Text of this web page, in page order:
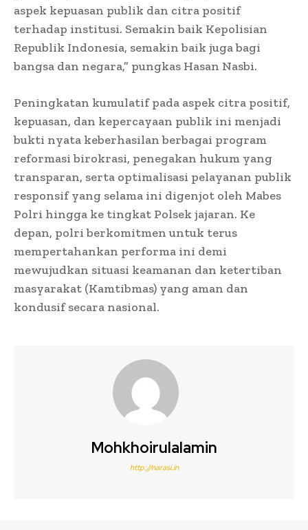
aspek kepuasan publik dan citra positif
terhadap institusi. Semakin baik Kepolisian
Republik Indonesia, semakin baik juga bagi
bangsa dan negara,” pungkas Hasan Nasbi.
Peningkatan kumulatif pada aspek citra positif,
kepuasan, dan kepercayaan publik ini menjadi
bukti nyata keberhasilan berbagai program
reformasi birokrasi, penegakan hukum yang
transparan, serta optimalisasi pelayanan publik
responsif yang selama ini digenjot oleh Mabes
Polri hingga ke tingkat Polsek jajaran. Ke
depan, polri berkomitmen untuk terus
mempertahankan performa ini demi
mewujudkan situasi keamanan dan ketertiban
masyarakat (Kamtibmas) yang aman dan
kondusif secara nasional.
Mohkhoirulalamin
http://narasi.in